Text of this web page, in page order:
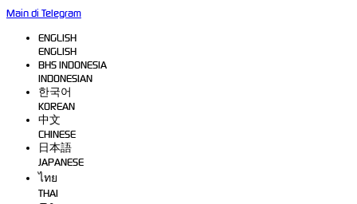
Main di Telegram
ENGLISH
ENGLISH
BHS INDONESIA
INDONESIAN
한국어
KOREAN
中文
CHINESE
日本語
JAPANESE
ไทย
THAI